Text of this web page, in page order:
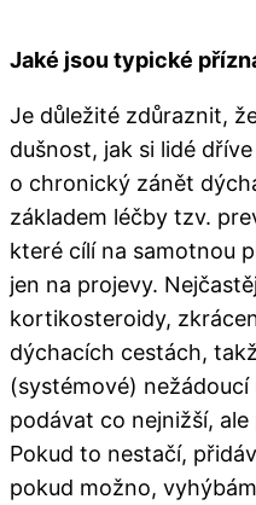
Jaké jsou typické
Je důležité zdůraznit,
dušnost, jak si lidé
o chronický zánět
základem léčby tzv.
které cílí na samotnou
jen na projevy.
kortikosteroidy,
dýchacích cestách,
(systémové)
podávat co nejnižší,
Pokud to nestačí,
pokud možno,